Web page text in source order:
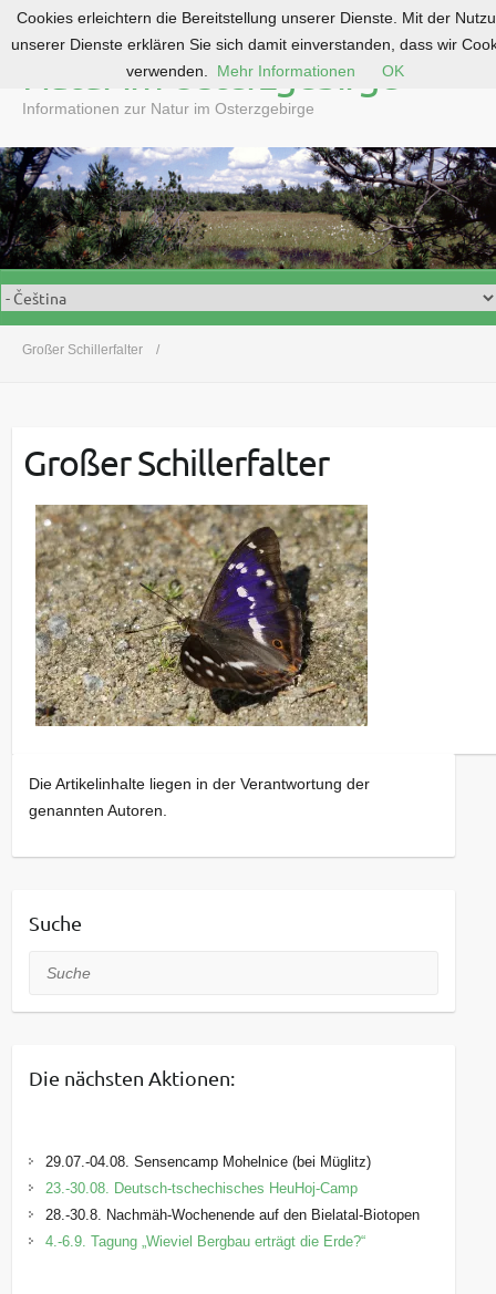
o
c
o
n
e
n
Natur im Osterzgebirge
Informationen zur Natur im Osterzgebirge
Großer Schillerfalter
Großer Schillerfalter
Die Artikelinhalte liegen in der Verantwortung der
genannten Autoren.
Suche
Suche
Die nächsten Aktionen:
29.07.-04.08. Sensencamp Mohelnice (bei Müglitz)
23.-30.08. Deutsch-tschechisches HeuHoj-Camp
28.-30.8. Nachmäh-Wochenende auf den Bielatal-Biotopen
4.-6.9. Tagung „Wieviel Bergbau erträgt die Erde?“
Cookies erleichtern die Bereitstellung unserer Dienste. Mit der
unserer Dienste erklären Sie sich damit einverstanden, dass wir
verwenden.
Mehr Informationen OK